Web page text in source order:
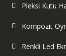
Pleksi Kutu
Kompozit
Renkli Led